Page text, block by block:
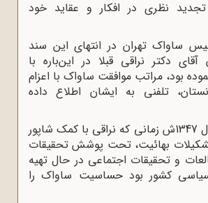
نظری در افکار و عقاید خود
ساواک تهران در انتهای این سند
دکتر نراقی قبلا در این‌باره با
بود، مراتب موافقت ساواک با اعزام
تلفنی به ایشان اطلاع داده
همچنین در سال 1347ش زمانی که نراقی با کمک شاپور
بهائیت، تحت پوشش تحقیقات
و تحقیقات اجتماعی در حال تهیه
سیاسی کشور بود حساسیت ساواک را